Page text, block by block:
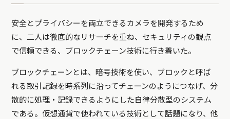
安全とプライバシーを両立できるカメラを開発するため
に、二人は徹底的なリサーチを重ね、セキュリティの観点
で信頼できる、ブロックチェーン技術に行き着いた。
ブロックチェーンとは、暗号技術を使い、ブロックと呼ば
れる取引記録を時系列に沿ってチェーンのようにつなげ、分
散的に処理・記録できるようにした自律分散型のシステム
である。仮想通貨で使われている技術として話題になり、他